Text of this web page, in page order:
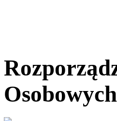
Osobowych